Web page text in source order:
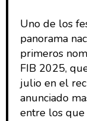
Uno de los
panorama
primeros
FIB 2025,
julio en el
anunciado
entre los que